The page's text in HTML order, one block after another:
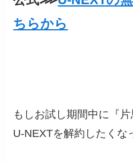
ちらから
もしお試し期間中に『
U-NEXTを解約したくな